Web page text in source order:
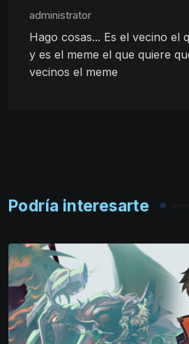
administrator
Hago cosas... Es el vecino el
y es el meme el que quiere
vecinos el meme
Podría interesarte